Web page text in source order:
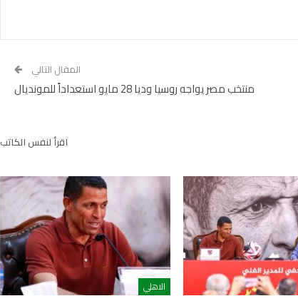
المقال التالي
منتخب مصر يواجه روسيا وديا 28 مايو استعداداً للمونديال
اقرأ لنفس الكاتب
الاهلي